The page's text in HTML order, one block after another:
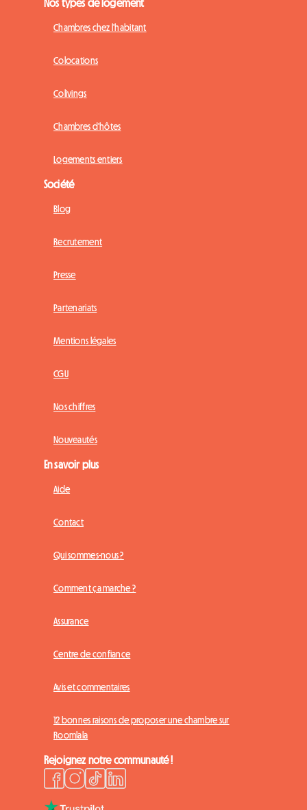
Nos types de logement
Chambres chez l'habitant
Colocations
Colivings
Chambres d'hôtes
Logements entiers
Société
Blog
Recrutement
Presse
Partenariats
Mentions légales
CGU
Nos chiffres
Nouveautés
En savoir plus
Aide
Contact
Qui sommes-nous ?
Comment ça marche ?
Assurance
Centre de confiance
Avis et commentaires
12 bonnes raisons de proposer une chambre sur
Roomlala
Rejoignez notre communauté !